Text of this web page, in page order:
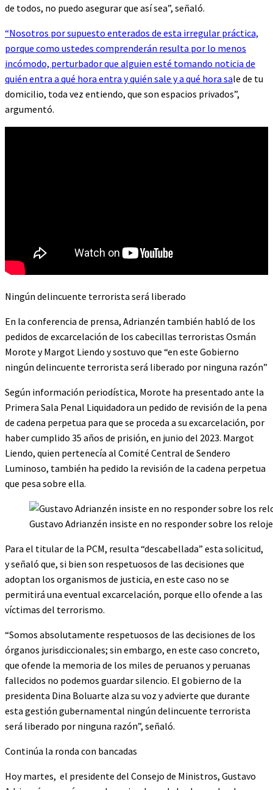
de todos, no puedo asegurar que así sea”, señaló.
“Nosotros por supuesto enterados de esta irregular práctica,
porque como ustedes comprenderán resulta por lo menos
incómodo, perturbador que alguien esté tomando noticia de
quién entra a qué hora entra y quién sale y a qué hora sale de tu
domicilio, toda vez entiendo, que son espacios privados”,
argumentó.
Ningún delincuente terrorista será liberado
En la conferencia de prensa, Adrianzén también habló de los
pedidos de excarcelación de los cabecillas terroristas Osmán
Morote y Margot Liendo y sostuvo que “en este Gobierno
ningún delincuente terrorista será liberado por ninguna razón”
Según información periodística, Morote ha presentado ante la
Primera Sala Penal Liquidadora un pedido de revisión de la pena
de cadena perpetua para que se proceda a su excarcelación, por
haber cumplido 35 años de prisión, en junio del 2023. Margot
Liendo, quien pertenecía al Comité Central de Sendero
Luminoso, también ha pedido la revisión de la cadena perpetua
que pesa sobre ella.
Gustavo Adrianzén insiste en no responder sobre los
Para el titular de la PCM, resulta “descabellada” esta solicitud,
y señaló que, si bien son respetuosos de las decisiones que
adoptan los organismos de justicia, en este caso no se
permitirá una eventual excarcelación, porque ello ofende a las
víctimas del terrorismo.
“Somos absolutamente respetuosos de las decisiones de los
órganos jurisdiccionales; sin embargo, en este caso concreto,
que ofende la memoria de los miles de peruanos y peruanas
fallecidos no podemos guardar silencio. El gobierno de la
presidenta Dina Boluarte alza su voz y advierte que durante
esta gestión gubernamental ningún delincuente terrorista
será liberado por ninguna razón”, señaló.
Continúa la ronda con bancadas
Hoy martes, el presidente del Consejo de Ministros, Gustavo